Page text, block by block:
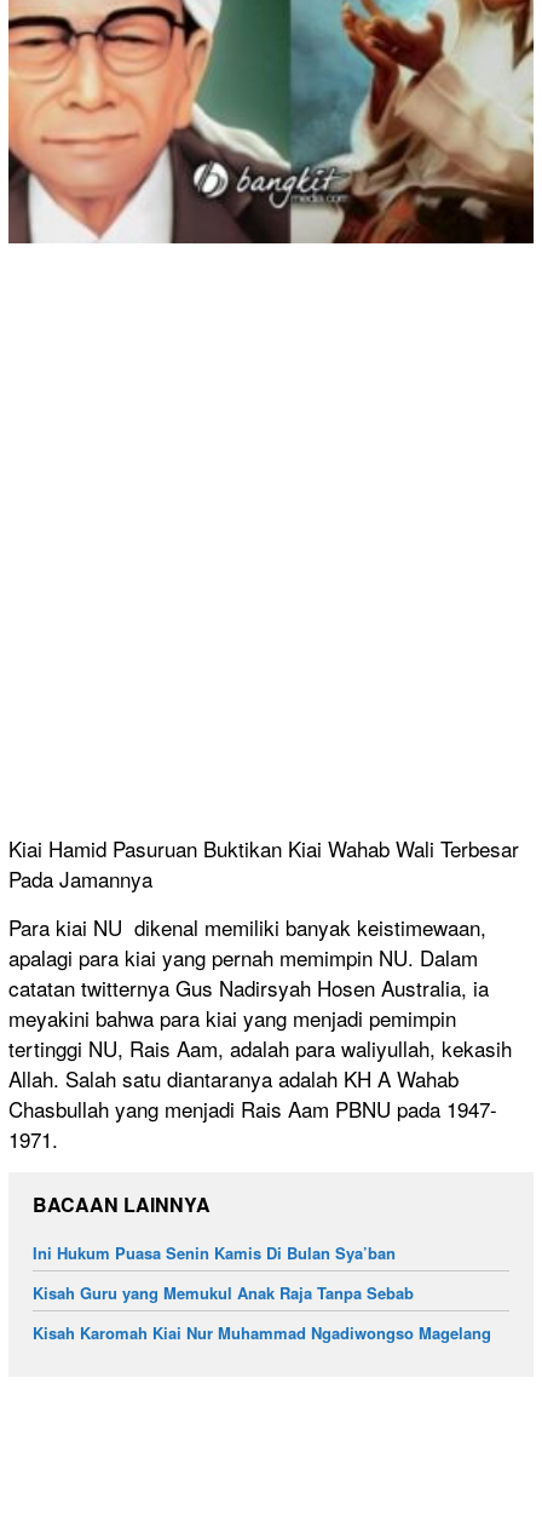
Kiai Hamid Pasuruan Buktikan Kiai Wahab Wali Terbesar
Pada Jamannya
Para kiai NU dikenal memiliki banyak keistimewaan,
apalagi para kiai yang pernah memimpin NU. Dalam
catatan twitternya Gus Nadirsyah Hosen Australia, ia
meyakini bahwa para kiai yang menjadi pemimpin
tertinggi NU, Rais Aam, adalah para waliyullah, kekasih
Allah. Salah satu diantaranya adalah KH A Wahab
Chasbullah yang menjadi Rais Aam PBNU pada 1947-
1971.
BACAAN LAINNYA
Ini Hukum Puasa Senin Kamis Di Bulan Sya’ban
Kisah Guru yang Memukul Anak Raja Tanpa Sebab
Kisah Karomah Kiai Nur Muhammad Ngadiwongso Magelang